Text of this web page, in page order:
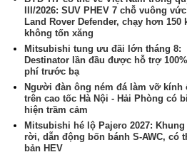
III/2026: SUV PHEV 7 chỗ vuông
Land Rover Defender, chạy hơn 150
không tốn xăng
Mitsubishi tung ưu đãi lớn tháng 8:
Destinator lần đầu được hỗ trợ
phí trước bạ
Người đàn ông ném đá làm vỡ kính
trên cao tốc Hà Nội - Hải Phòng có
hiện trầm cảm
Mitsubishi hé lộ Pajero 2027: Khung
rời, dẫn động bốn bánh S-AWC, có
bản HEV